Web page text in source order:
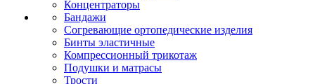
Концентраторы
Бандажи
Согревающие ортопедические изделия
Бинты эластичные
Компрессионный трикотаж
Подушки и матрасы
Трости